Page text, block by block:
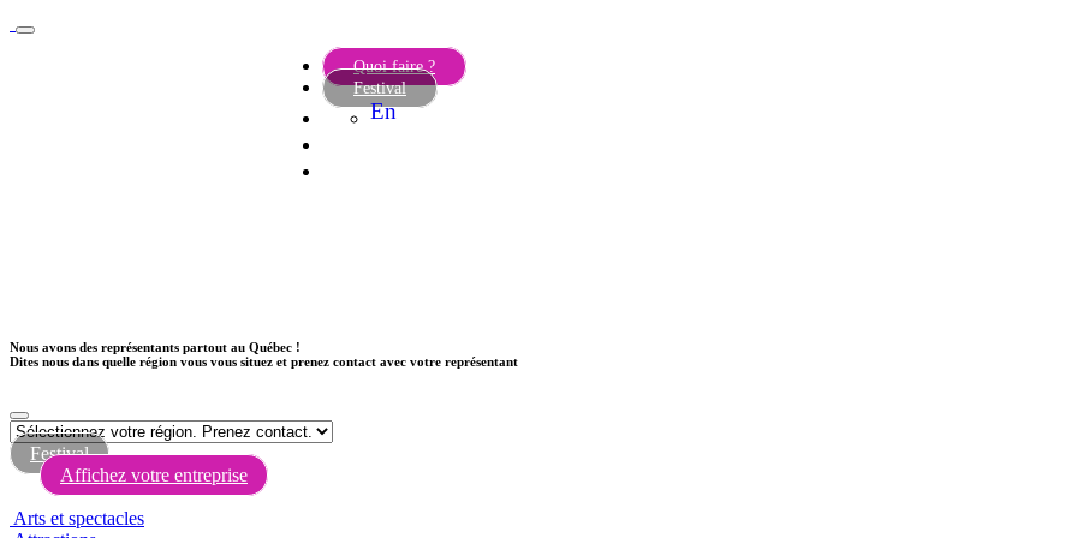
Quoi faire ?
Festival
En
Nous avons des représentants partout au Québec !
Dites nous dans quelle région vous vous situez et prenez contact avec votre représentant
Festival
Affichez votre entreprise
Arts et spectacles